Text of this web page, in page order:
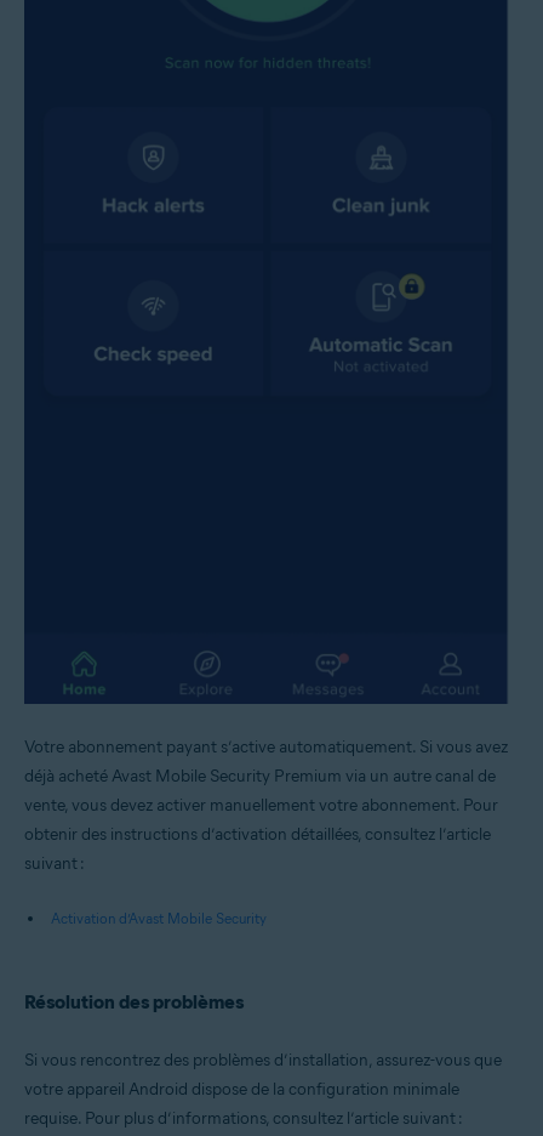
Votre abonnement payant s’active automatiquement. Si vous avez
déjà acheté Avast Mobile Security Premium via un autre canal de
vente, vous devez activer manuellement votre abonnement. Pour
obtenir des instructions d’activation détaillées, consultez l’article
suivant :
Activation d’Avast Mobile Security
Résolution des problèmes
Si vous rencontrez des problèmes d’installation, assurez-vous que
votre appareil Android dispose de la configuration minimale
requise. Pour plus d’informations, consultez l’article suivant :